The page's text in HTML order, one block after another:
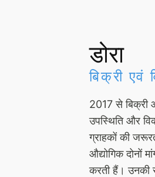
डोरा
बिक्री एवं
2017 से बिक्री
उपस्थिति और
ग्राहकों की
औद्योगिक दोनों
करती हैं। उनकी